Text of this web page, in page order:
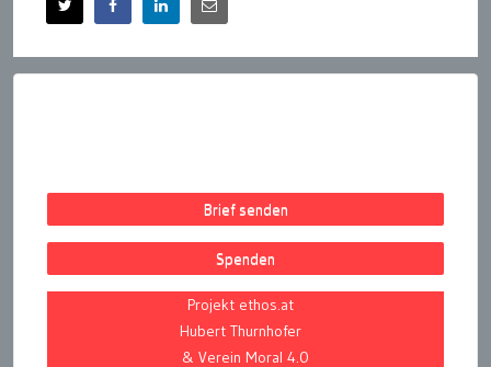
Brief senden
Spenden
Projekt ethos.at
Hubert Thurnhofer
& Verein Moral 4.0